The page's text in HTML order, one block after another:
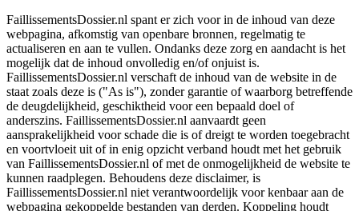
FaillissementsDossier.nl spant er zich voor in de inhoud van deze
webpagina, afkomstig van openbare bronnen, regelmatig te
actualiseren en aan te vullen. Ondanks deze zorg en aandacht is het
mogelijk dat de inhoud onvolledig en/of onjuist is.
FaillissementsDossier.nl verschaft de inhoud van de website in de
staat zoals deze is ("As is"), zonder garantie of waarborg betreffende
de deugdelijkheid, geschiktheid voor een bepaald doel of
anderszins. FaillissementsDossier.nl aanvaardt geen
aansprakelijkheid voor schade die is of dreigt te worden toegebracht
en voortvloeit uit of in enig opzicht verband houdt met het gebruik
van FaillissementsDossier.nl of met de onmogelijkheid de website te
kunnen raadplegen. Behoudens deze disclaimer, is
FaillissementsDossier.nl niet verantwoordelijk voor kenbaar aan de
webpagina gekoppelde bestanden van derden. Koppeling houdt